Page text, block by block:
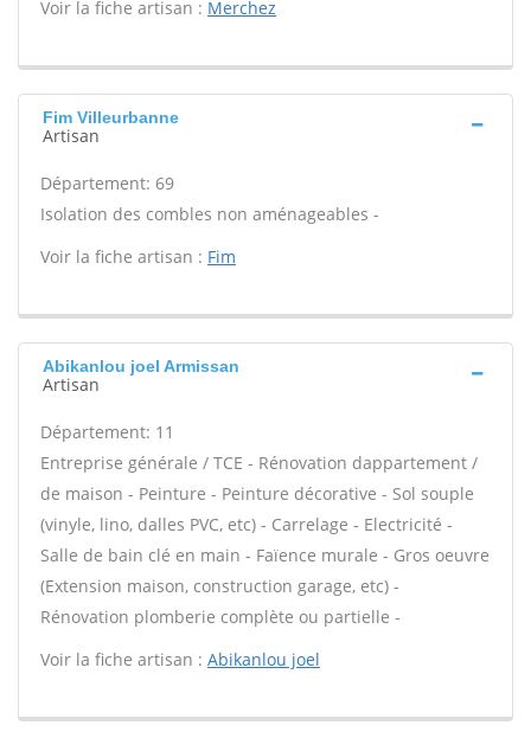
Voir la fiche artisan : Merchez
Fim Villeurbanne
Artisan
Département: 69
Isolation des combles non aménageables -
Voir la fiche artisan : Fim
Abikanlou joel Armissan
Artisan
Département: 11
Entreprise générale / TCE - Rénovation dappartement /
de maison - Peinture - Peinture décorative - Sol souple
(vinyle, lino, dalles PVC, etc) - Carrelage - Electricité -
Salle de bain clé en main - Faïence murale - Gros oeuvre
(Extension maison, construction garage, etc) -
Rénovation plomberie complète ou partielle -
Voir la fiche artisan : Abikanlou joel